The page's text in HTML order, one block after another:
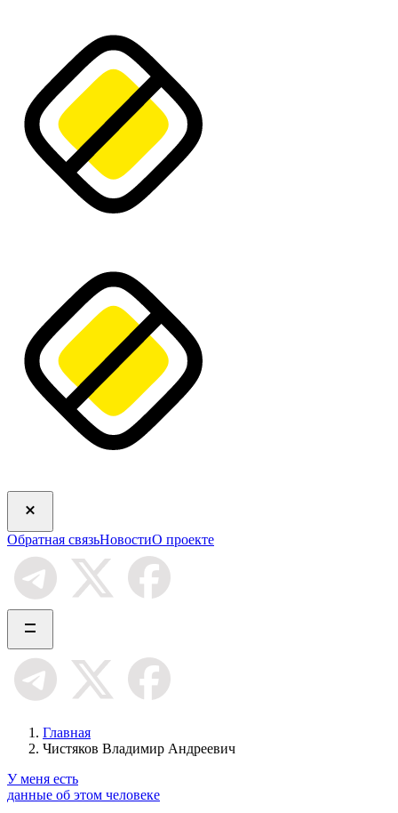
Обратная связьНовостиО проекте
Главная
Чистяков Владимир Андреевич
У меня есть
данные об этом человеке